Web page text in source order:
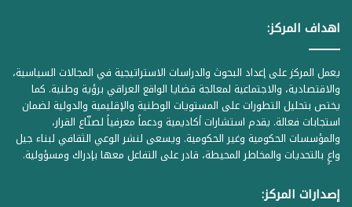
اهداف المركز:
يعمل المركز على إعداد البحوث والدراسات الاستراتيجية في المجالات السياسية،
والاقتصادية، والاجتماعية لمعالجة قضايا الواقع العراقي برؤية وطنية. كما
يختص بتحليل التطورات على المستويات الوطنية والإقليمية والدولية لضمان
استجابات فعالة. يقدم استشارات أكاديمية ودعماً معرفياً لصنّاع القرار،
والمؤسسات الحكومية وغير الحكومية. ويسعى لنشر الوعي الثقافي لبناء جيل
واعٍ بالتحديات والمخاطر المحيطة، قادر على التفاعل معها بإدراك ومسؤولية.
إصدارات المركز: